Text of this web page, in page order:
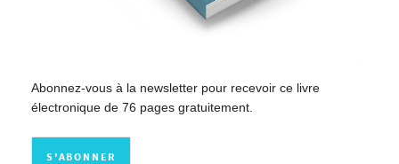
Abonnez-vous à la newsletter pour recevoir ce livre
électronique de 76 pages gratuitement.